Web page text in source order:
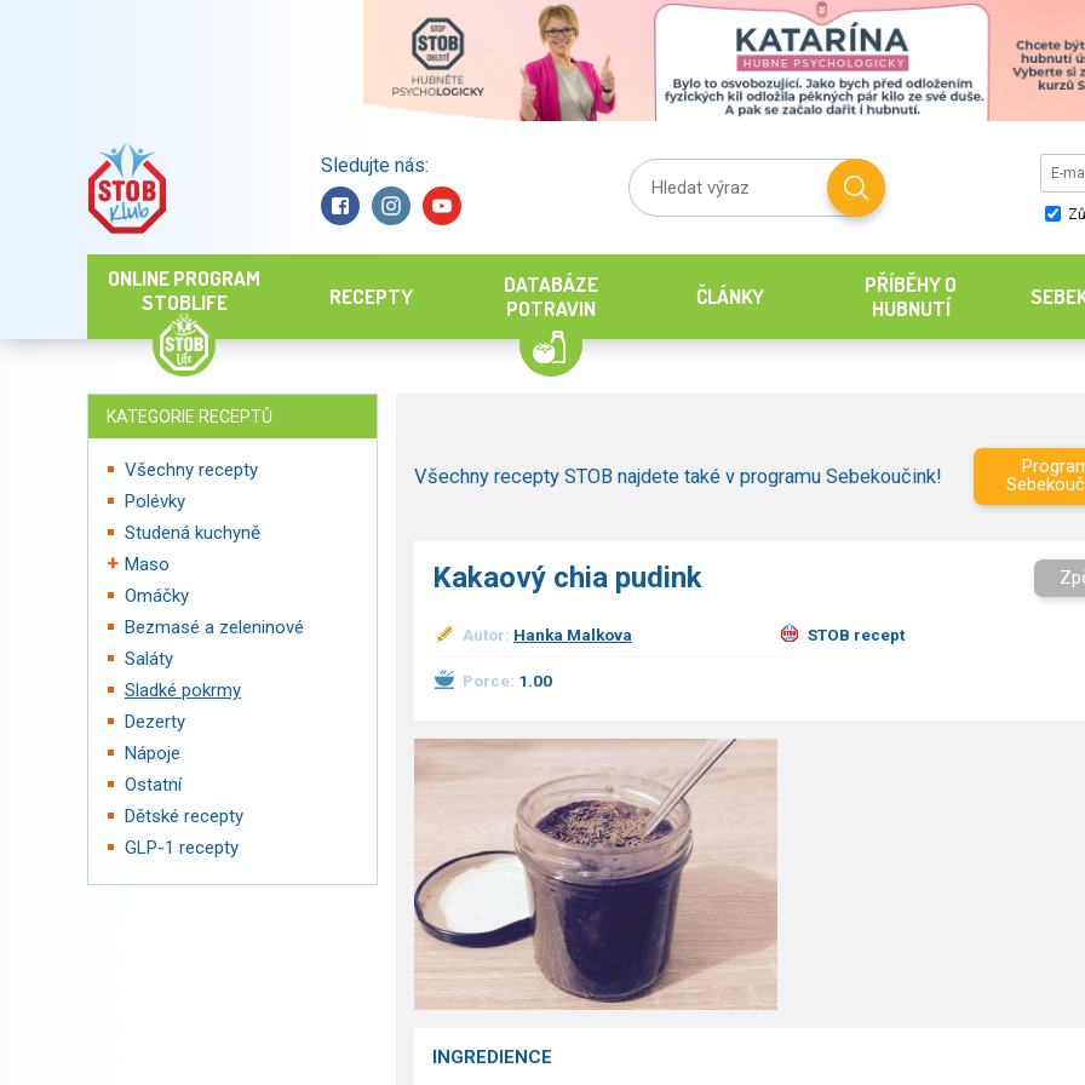
Sledujte nás:
ONLINE PROGRAM
STOBLIFE
RECEPTY
DATABÁZE
POTRAVIN
ČLÁNKY
PŘÍBĚHY O
HUBNUTÍ
KATEGORIE RECEPTŮ
Všechny recepty
Polévky
Studená kuchyně
Maso
Omáčky
Bezmasé a zeleninové
Saláty
Sladké pokrmy
Dezerty
Nápoje
Ostatní
Dětské recepty
GLP-1 recepty
Všechny recepty STOB najdete také v programu Sebekoučink!
Kakaový chia pudink
Autor: Hanka Malkova STOB recept
Porce: 1.00
INGREDIENCE